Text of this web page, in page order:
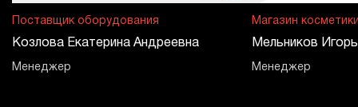
Поставщик оборудования
Козлова Екатерина Андреевна
Менеджер
Магазин
Мельников Игорь
Менеджер